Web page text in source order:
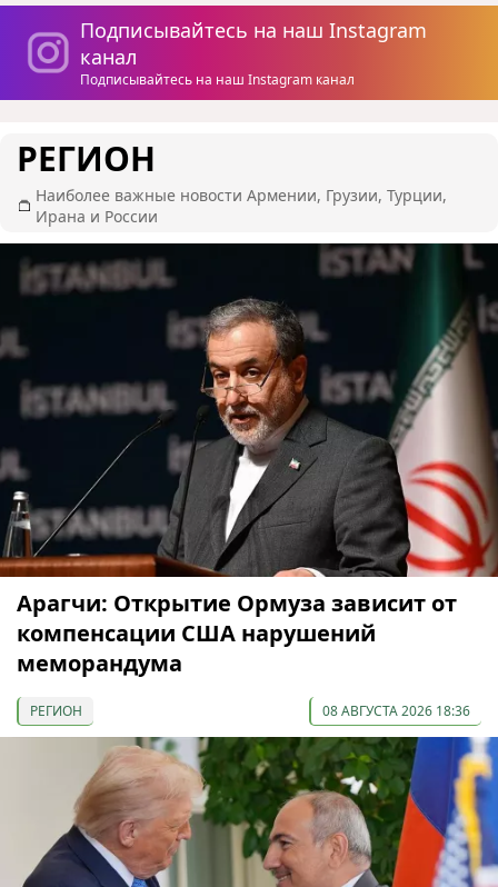
Подписывайтесь на наш Instagram
канал
Подписывайтесь на наш Instagram канал
РЕГИОН
Наиболее важные новости Армении, Грузии, Турции,
Ирана и России
Арагчи: Открытие Ормуза зависит от
компенсации США нарушений
меморандума
РЕГИОН 08 АВГУСТА 2026 18:36